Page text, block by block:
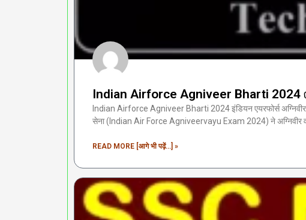
Indian Airforce Agniveer Bharti 2024 ✅
Indian Airforce Agniveer Bharti 2024 इंडियन एयरफोर्स
सेना (Indian Air Force Agniveervayu Exam 2024) ने अग्निवीर
READ MORE [आगे भी पढ़ें...] »